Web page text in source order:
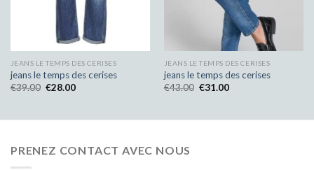
JEANS LE TEMPS DES CERISES
jeans le temps des cerises
€39.00 €28.00
JEANS LE TEMPS DES CERISES
jeans le temps des cerises
€43.00 €31.00
PRENEZ CONTACT AVEC NOUS